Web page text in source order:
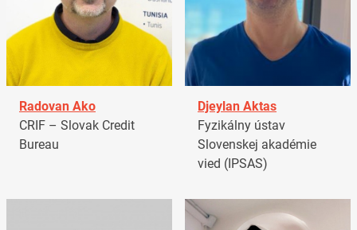
Radovan Ako
CRIF – Slovak Credit
Bureau
Djeylan Aktas
Fyzikálny ústav
Slovenskej akadémie
vied (IPSAS)